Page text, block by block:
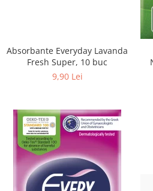
Absorbante Everyday Lavanda
Fresh Super, 10 buc
9,90 Lei